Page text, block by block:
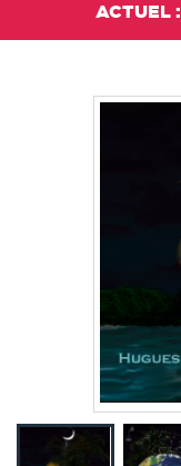
ACTUEL